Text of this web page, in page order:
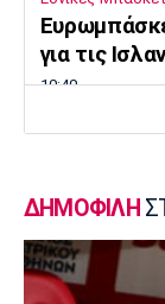
για τις
10:40
Στοίχημα
ΦΩΣ στο
10:20
ΔΗΜΟΦΙΛΗ